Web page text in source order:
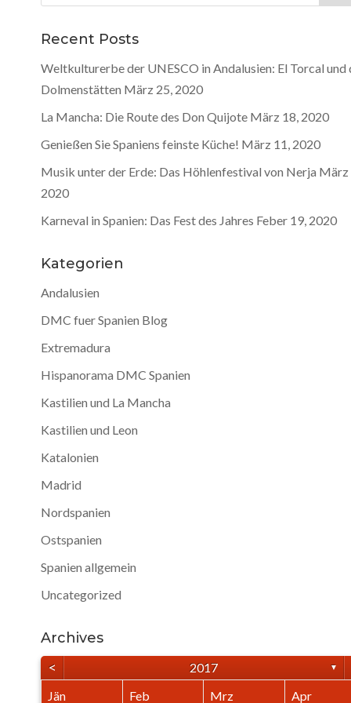
nach:
Recent Posts
Weltkulturerbe der UNESCO in Andalusien: El Torcal und
Dolmenstätten März 25, 2020
La Mancha: Die Route des Don Quijote März 18, 2020
Genießen Sie Spaniens feinste Küche! März 11, 2020
Musik unter der Erde: Das Höhlenfestival von Nerja März
2020
Karneval in Spanien: Das Fest des Jahres Feber 19, 2020
Kategorien
Andalusien
DMC fuer Spanien Blog
Extremadura
Hispanorama DMC Spanien
Kastilien und La Mancha
Kastilien und Leon
Katalonien
Madrid
Nordspanien
Ostspanien
Spanien allgemein
Uncategorized
Archives
<
2017 ▼
Jän
Feb
Mrz
Apr